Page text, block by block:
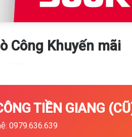
Công Khuyến mãi
TIỀN GIANG
0979.636.639